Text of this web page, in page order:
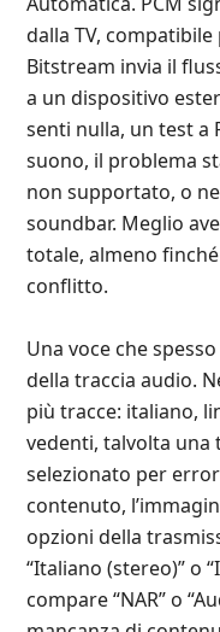
dalla TV,
Bitstream invia il
a un dispositivo
senti nulla, un test a
suono, il problema
non supportato, o
soundbar. Meglio
totale, almeno
conflitto.
Una voce che
della traccia audio.
più tracce: italiano,
vedenti, talvolta una
selezionato per
contenuto,
opzioni della
“Italiano (stereo)” o
compare “NAR” o